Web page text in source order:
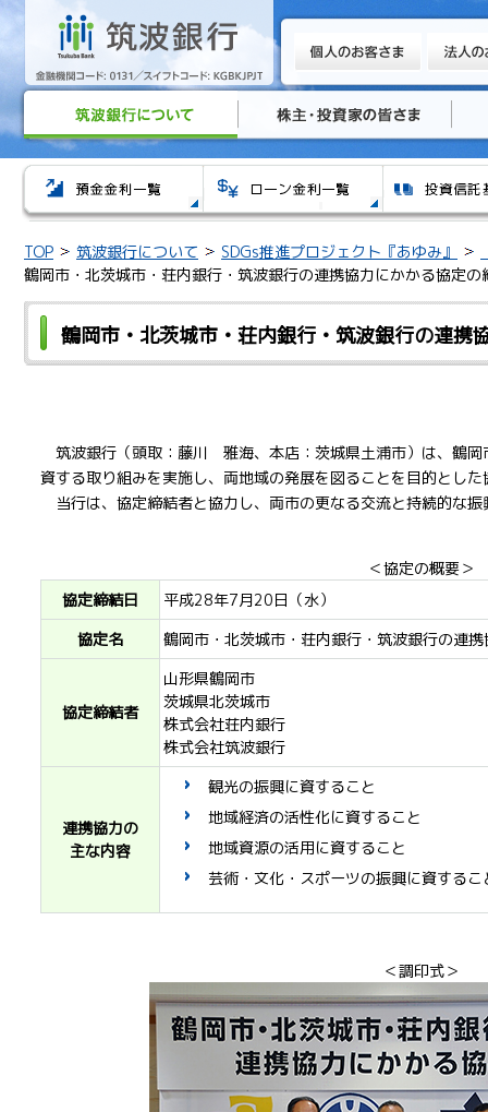
TOP 筑波銀行について SDGs推進プロジェクト『あゆみ』
鶴岡市・北茨城市・荘内銀行・筑波銀行の連携協力にかかる協定の
鶴岡市・北茨城市・荘内銀行・筑波銀行の連携
筑波銀行（頭取：藤川 雅海、本店：茨城県土浦市）は、鶴岡
資する取り組みを実施し、両地域の発展を図ることを目的とし
当行は、協定締結者と協力し、両市の更なる交流と持続的な
＜協定の概要＞
協定締結日
平成28年7月20日（水）
協定名
鶴岡市・北茨城市・荘内銀行・筑波銀行の連
協定締結者
山形県鶴岡市
茨城県北茨城市
株式会社荘内銀行
株式会社筑波銀行
連携協力の
主な内容
観光の振興に資すること
地域経済の活性化に資すること
地域資源の活用に資すること
芸術・文化・スポーツの振興に資する
＜調印式＞